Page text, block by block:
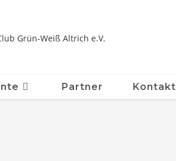
Partner Kontakt